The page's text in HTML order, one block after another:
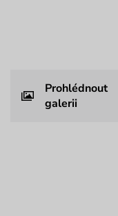
Prohlédnout
galerii